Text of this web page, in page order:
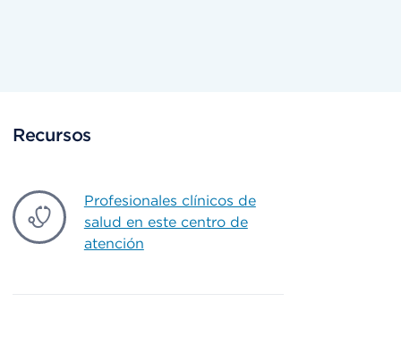
Recursos
Profesionales clínicos de
salud en este centro de
atención